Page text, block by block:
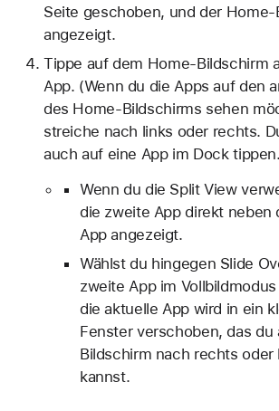
Seite geschoben, und der
angezeigt.
Tippe auf dem Home-Bildschirm
App. (Wenn du die Apps auf den
des Home-Bildschirms sehen
streiche nach links oder rechts.
auch auf eine App im Dock
Wenn du die Split View
die zweite App direkt neben
App angezeigt.
Wählst du hingegen Slide
zweite App im
die aktuelle App wird in ein
Fenster verschoben, das du
Bildschirm nach rechts oder
kannst.